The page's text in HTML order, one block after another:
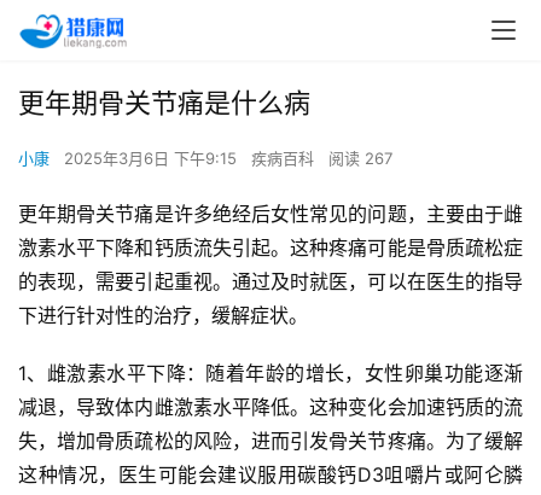
更年期骨关节痛是什么病
小康 2025年3月6日 下午9:15 疾病百科 阅读 267
更年期骨关节痛是许多绝经后女性常见的问题，主要由于雌
激素水平下降和钙质流失引起。这种疼痛可能是骨质疏松症
的表现，需要引起重视。通过及时就医，可以在医生的指导
下进行针对性的治疗，缓解症状。
1、雌激素水平下降：随着年龄的增长，女性卵巢功能逐渐
减退，导致体内雌激素水平降低。这种变化会加速钙质的流
失，增加骨质疏松的风险，进而引发骨关节疼痛。为了缓解
这种情况，医生可能会建议服用碳酸钙D3咀嚼片或阿仑膦